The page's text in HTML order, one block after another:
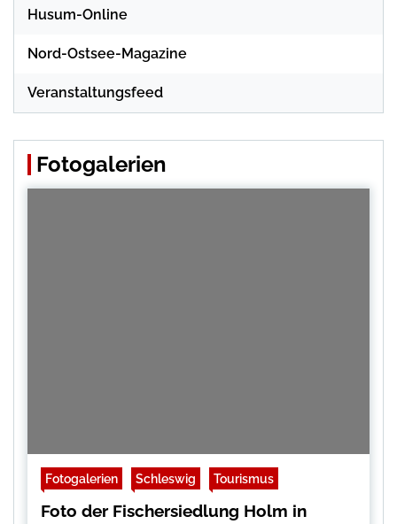
Husum-Online
Nord-Ostsee-Magazine
Veranstaltungsfeed
Fotogalerien
Fotogalerien Schleswig Tourismus
Foto der Fischersiedlung Holm in